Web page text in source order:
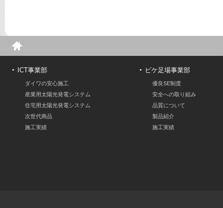
ICT事業部
ダイワの安心施工
産業用太陽光発電システム
住宅用太陽光発電システム
次世代商品
施工実績
ビケ足場事業部
優良SE制度
安全への取り組み
品質について
製品紹介
施工実績